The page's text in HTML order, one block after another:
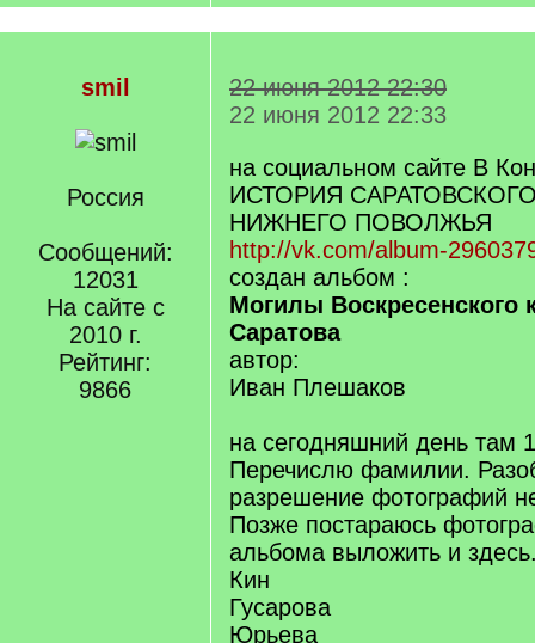
smil
Россия
Сообщений:
12031
На сайте с
2010 г.
Рейтинг:
9866
22 июня 2012 22:30
22 июня 2012 22:33
на социальном сайте В
ИСТОРИЯ
НИЖНЕГО ПОВОЛЖЬЯ
http://vk.com/album-
создан альбом :
Могилы Воскресенского
Саратова
автор:
Иван Плешаков
на сегодняшний день там
Перечислю фамилии.
разрешение фотографий
Позже постараюсь
альбома выложить и
Кин
Гусарова
Юрьева